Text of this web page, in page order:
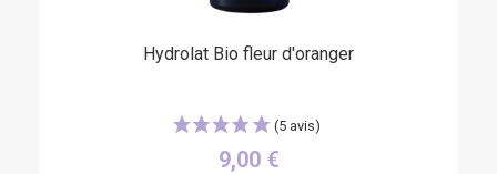
Hydrolat Bio fleur d'oranger
9,00 €